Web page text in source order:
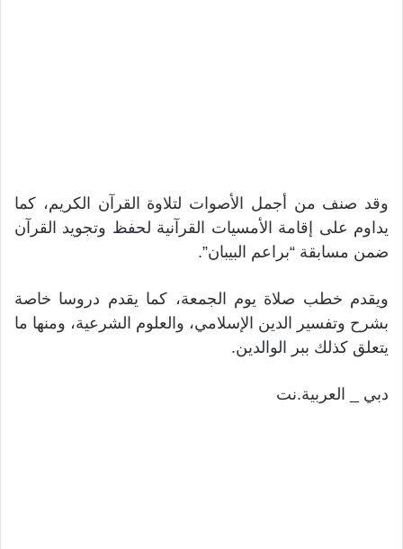
وقد صنف من أجمل الأصوات لتلاوة القرآن الكريم، كما
يداوم على إقامة الأمسيات القرآنية لحفظ وتجويد القرآن
ضمن مسابقة “براعم البيبان”.
ويقدم خطب صلاة يوم الجمعة، كما يقدم دروسا خاصة
بشرح وتفسير الدين الإسلامي، والعلوم الشرعية، ومنها ما
يتعلق كذلك ببر الوالدين.
دبي _ العربية.نت